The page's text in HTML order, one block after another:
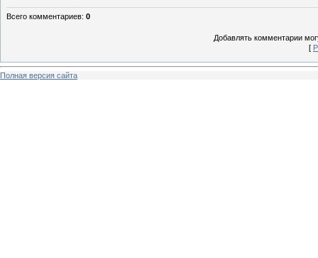
Всего комментариев: 0
Добавлять комментарии
[
Полная версия сайта